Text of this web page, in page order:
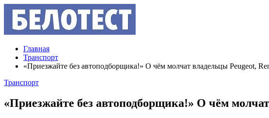
Главная
Транспорт
«Приезжайте без автоподборщика!» О чём молчат владельцы Peugeot,
Транспорт
«Приезжайте без автоподборщика!» О чём